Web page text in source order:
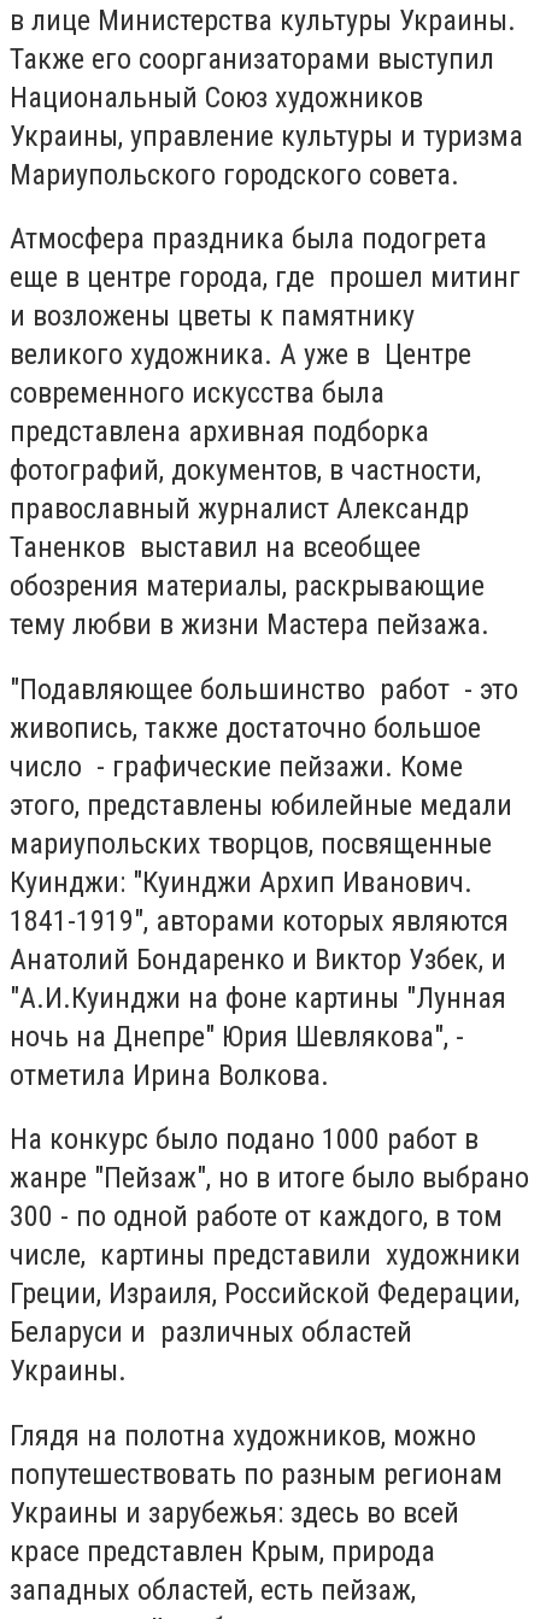
в лице Министерства культуры Украины.
Также его соорганизаторами выступил
Национальный Союз художников
Украины, управление культуры и туризма
Мариупольского городского совета.
Атмосфера праздника была подогрета
еще в центре города, где прошел митинг
и возложены цветы к памятнику
великого художника. А уже в Центре
современного искусства была
представлена архивная подборка
фотографий, документов, в частности,
православный журналист Александр
Таненков выставил на всеобщее
обозрения материалы, раскрывающие
тему любви в жизни Мастера пейзажа.
"Подавляющее большинство работ - это
живопись, также достаточно большое
число - графические пейзажи. Коме
этого, представлены юбилейные медали
мариупольских творцов, посвященные
Куинджи: "Куинджи Архип Иванович.
1841-1919", авторами которых являются
Анатолий Бондаренко и Виктор Узбек, и
"А.И.Куинджи на фоне картины "Лунная
ночь на Днепре" Юрия Шевлякова", -
отметила Ирина Волкова.
На конкурс было подано 1000 работ в
жанре "Пейзаж", но в итоге было выбрано
300 - по одной работе от каждого, в том
числе, картины представили художники
Греции, Израиля, Российской Федерации,
Беларуси и различных областей
Украины.
Глядя на полотна художников, можно
попутешествовать по разным регионам
Украины и зарубежья: здесь во всей
красе представлен Крым, природа
западных областей, есть пейзаж,